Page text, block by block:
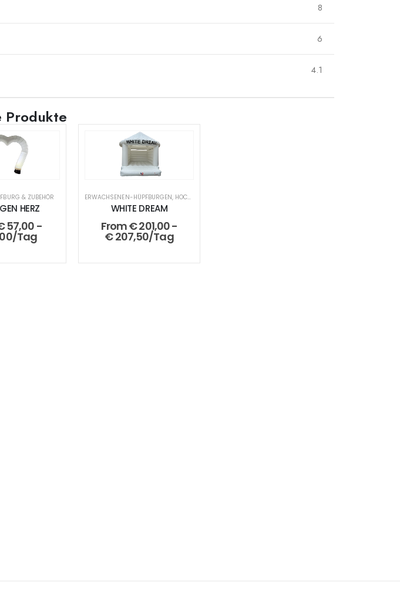
8
6
4.1
Produkte
& ZUBEHÖR
HERZ
57,00 -
/Tag
ERWACHSENEN-HÜPFBURGEN, HOCHZEITSHÜPFBURG & ZUBEHÖR
WHITE DREAM
From€201,00-
€207,50/Tag